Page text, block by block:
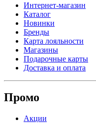
Интернет-магазин
Каталог
Новинки
Бренды
Карта лояльности
Магазины
Подарочные карты
Доставка и оплата
Промо
Акции